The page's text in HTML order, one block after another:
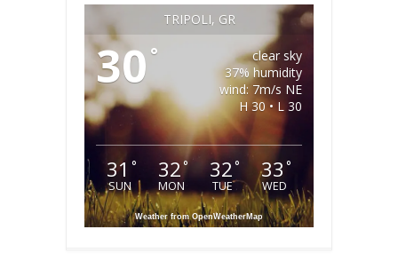
TRIPOLI, GR
30 °
clear sky
37% humidity
wind: 7m/s NE
H 30 • L 30
31 °
SUN
32°
MON
32°
TUE
33 °
WED
Weather from OpenWeatherMap